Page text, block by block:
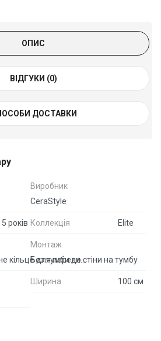
ОПИС
ВІДГУКИ (0)
ДОСТАВКИ
Виробник
CeraStyle
5 років Коллекція Elite
Умивальник, хромоване кільце для переливу, фабричне пакування в гофрованай кортон
Монтаж
Без тумби до стіни на тумбу
Ширина 100 см